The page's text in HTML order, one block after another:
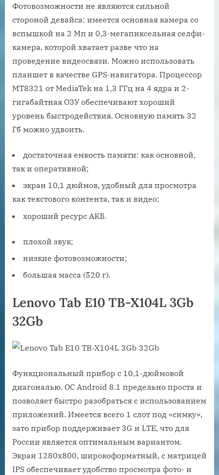
Фотовозможности не являются сильной
стороной девайса: имеется основная камера со
вспышкой на 2 Мп и 0,3-мегапиксельная селфи-
камера, которой хватает разве что на
проведение видеосвязи. Можно использовать
планшет в качестве GPS-навигатора. Процессор
MT8321 от MediaTek на 1,3 ГГц на 4 ядра и 2-
гигабайтная ОЗУ обеспечивают хороший
уровень быстродействия. Основную память 32
Гб можно удвоить.
достаточная емкость памяти: как основной,
так и оперативной;
экран 10,1 дюймов, удобный для просмотра
как текстового контента, так и видео;
хороший ресурс АКБ.
плохой звук;
низкие фотовозможности;
большая масса (520 г).
Lenovo Tab E10 TB-X104L 3Gb
32Gb
Функциональный прибор с 10,1-дюймовой
диагональю. ОС Android 8.1 предельно проста и
позволяет быстро разобраться с использованием
приложений. Имеется всего 1 слот под «симку»,
зато прибор поддерживает 3G и LTE, что для
России является оптимальным вариантом.
Экран 1280х800, широкоформатный, с матрицей
IPS обеспечивает удобство просмотра фото- и